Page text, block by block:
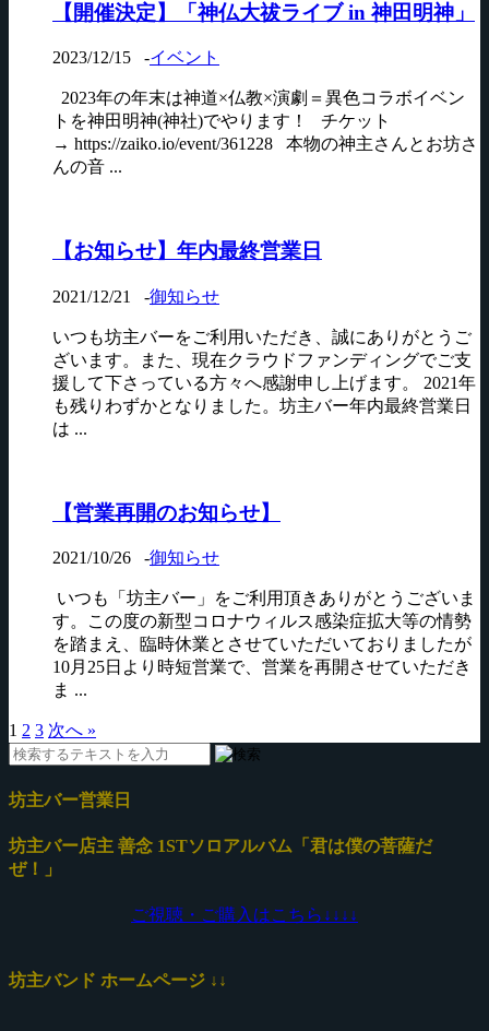
【開催決定】「神仏大祓ライブ in 神田明神」
2023/12/15 -イベント
2023年の年末は神道×仏教×演劇＝異色コラボイベン
トを神田明神(神社)でやります！ チケット
→ https://zaiko.io/event/361228 本物の神主さんとお坊さ
んの音 ...
【お知らせ】年内最終営業日
2021/12/21 -御知らせ
いつも坊主バーをご利用いただき、誠にありがとうご
ざいます。また、現在クラウドファンディングでご支
援して下さっている方々へ感謝申し上げます。 2021年
も残りわずかとなりました。坊主バー年内最終営業日
は ...
【営業再開のお知らせ】
2021/10/26 -御知らせ
いつも「坊主バー」をご利用頂きありがとうございま
す。この度の新型コロナウィルス感染症拡大等の情勢
を踏まえ、臨時休業とさせていただいておりましたが
10月25日より時短営業で、営業を再開させていただき
ま ...
1 2 3 次へ »
坊主バー営業日
坊主バー店主 善念 1STソロアルバム「君は僕の菩薩だ
ぜ！」
ご視聴・ご購入はこちら↓ ↓ ↓ ↓
坊主バンド ホームページ ↓↓